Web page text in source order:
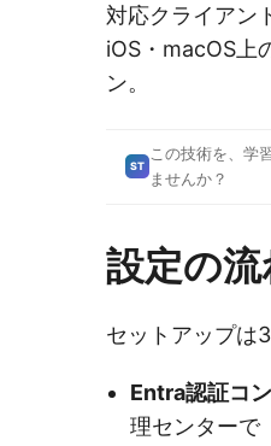
対応クライアン
iOS・macOS上
ン。
ST
この技術を、学
ませんか？
設定の
セットアップは
Entra認証コ
理センターで